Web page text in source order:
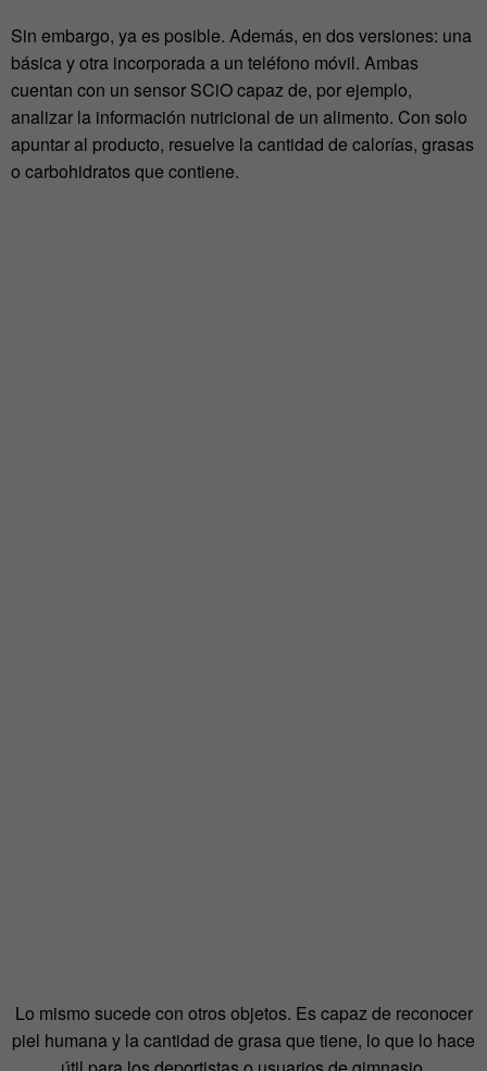
Sin embargo, ya es posible. Además, en dos versiones: una
básica y otra incorporada a un teléfono móvil. Ambas
cuentan con un sensor SCiO capaz de, por ejemplo,
analizar la información nutricional de un alimento. Con solo
apuntar al producto, resuelve la cantidad de calorías, grasas
o carbohidratos que contiene.
Lo mismo sucede con otros objetos. Es capaz de reconocer
piel humana y la cantidad de grasa que tiene, lo que lo hace